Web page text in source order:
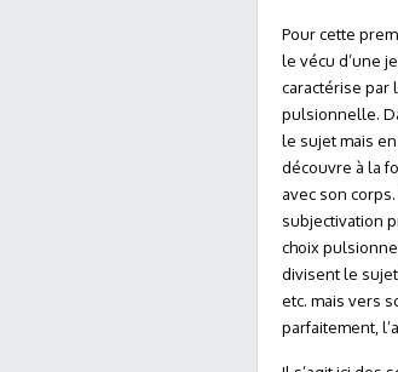
Pour cette
le vécu d’une
caractérise par
pulsionnelle.
le sujet mais
découvre à la
avec son
subjectivation
choix
divisent le
etc. mais vers
parfaitement,